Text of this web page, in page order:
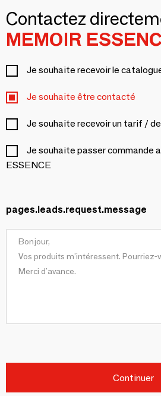
Contactez
MEMOIR
Je souhaite recevoir le
Je souhaite être contacté
Je souhaite recevoir un tarif /
Je souhaite passer commande
ESSENCE
pages.leads.request.message
Continuer